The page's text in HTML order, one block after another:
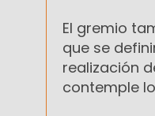
El gremio
que se
realización
contemple